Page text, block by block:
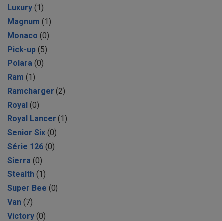
Luxury (1)
Magnum (1)
Monaco (0)
Pick-up (5)
Polara (0)
Ram (1)
Ramcharger (2)
Royal (0)
Royal Lancer (1)
Senior Six (0)
Série 126 (0)
Sierra (0)
Stealth (1)
Super Bee (0)
Van (7)
Victory (0)